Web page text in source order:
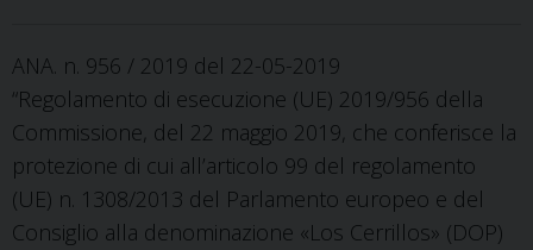
ANA. n. 956 / 2019 del 22-05-2019
“Regolamento di esecuzione (UE) 2019/956 della
Commissione, del 22 maggio 2019, che conferisce la
protezione di cui all’articolo 99 del regolamento
(UE) n. 1308/2013 del Parlamento europeo e del
Consiglio alla denominazione «Los Cerrillos» (DOP)